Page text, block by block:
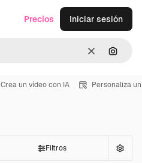
Borrar
Precios Iniciar sesión
Crea un vídeo con IA Personaliza
Filtros